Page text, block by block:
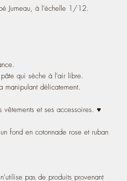
Jumeau, à l'échelle 1/12.
qui sèche à l'air libre.
manipulant délicatement.
et ses accessoires. ♥
fond en cotonnade rose et ruban
pas de produits provenant